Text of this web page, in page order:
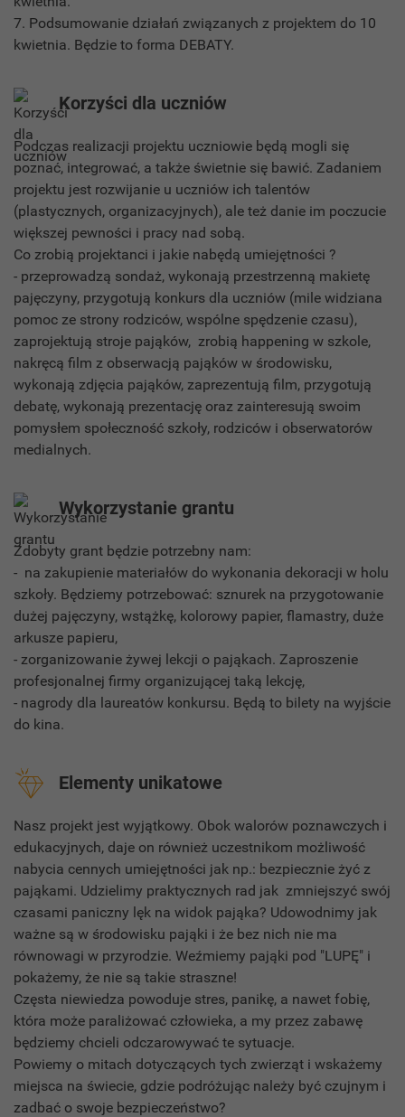
7. Podsumowanie działań związanych z projektem do 10
kwietnia. Będzie to forma DEBATY.
Korzyści dla uczniów
Podczas realizacji projektu uczniowie będą mogli się
poznać, integrować, a także świetnie się bawić. Zadaniem
projektu jest rozwijanie u uczniów ich talentów
(plastycznych, organizacyjnych), ale też danie im poczucie
większej pewności i pracy nad sobą.
Co zrobią projektanci i jakie nabędą umiejętności ?
- przeprowadzą sondaż, wykonają przestrzenną makietę
pajęczyny, przygotują konkurs dla uczniów (mile widziana
pomoc ze strony rodziców, wspólne spędzenie czasu),
zaprojektują stroje pająków, zrobią happening w szkole,
nakręcą film z obserwacją pająków w środowisku,
wykonają zdjęcia pająków, zaprezentują film, przygotują
debatę, wykonają prezentację oraz zainteresują swoim
pomysłem społeczność szkoły, rodziców i obserwatorów
medialnych.
Wykorzystanie grantu
Zdobyty grant będzie potrzebny nam:
- na zakupienie materiałów do wykonania dekoracji w holu
szkoły. Będziemy potrzebować: sznurek na przygotowanie
dużej pajęczyny, wstążkę, kolorowy papier, flamastry, duże
arkusze papieru,
- zorganizowanie żywej lekcji o pająkach. Zaproszenie
profesjonalnej firmy organizującej taką lekcję,
- nagrody dla laureatów konkursu. Będą to bilety na wyjście
do kina.
Elementy unikatowe
Nasz projekt jest wyjątkowy. Obok walorów poznawczych i
edukacyjnych, daje on również uczestnikom możliwość
nabycia cennych umiejętności jak np.: bezpiecznie żyć z
pająkami. Udzielimy praktycznych rad jak zmniejszyć swój
czasami paniczny lęk na widok pająka? Udowodnimy jak
ważne są w środowisku pająki i że bez nich nie ma
równowagi w przyrodzie. Weźmiemy pająki pod "LUPĘ" i
pokażemy, że nie są takie straszne!
Częsta niewiedza powoduje stres, panikę, a nawet fobię,
która może paraliżować człowieka, a my przez zabawę
będziemy chcieli odczarowywać te sytuacje.
Powiemy o mitach dotyczących tych zwierząt i wskażemy
miejsca na świecie, gdzie podróżując należy być czujnym i
zadbać o swoje bezpieczeństwo?